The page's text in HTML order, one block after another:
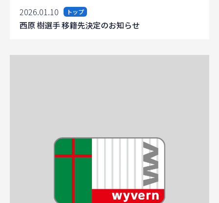
2026.01.10 トップ
西原 樹選手 移籍先決定のお知らせ